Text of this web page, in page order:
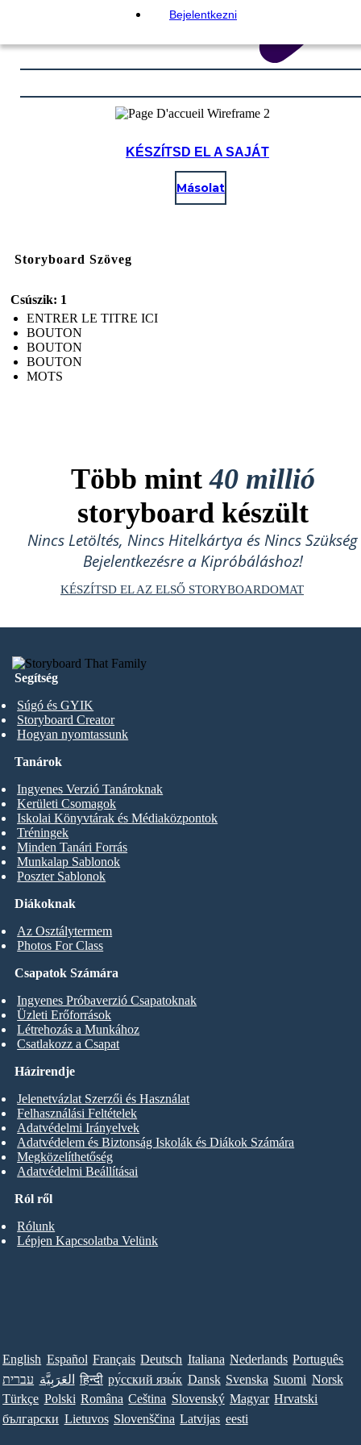
Bejelentkezni
KÉSZÍTSD EL A SAJÁT
Másolat
Storyboard Szöveg
Csúszik: 1
ENTRER LE TITRE ICI
BOUTON
BOUTON
BOUTON
MOTS
Több mint40 millió
storyboard készült
Nincs Letöltés, Nincs Hitelkártya és Nincs Szükség
Bejelentkezésre a Kipróbáláshoz!
KÉSZÍTSD EL AZ ELSŐ STORYBOARDOMAT
Segítség
Súgó és GYIK
Storyboard Creator
Hogyan nyomtassunk
Diákoknak
Az Osztálytermem
Photos For Class
Tanárok
Ingyenes Verzió Tanároknak
Kerületi Csomagok
Iskolai Könyvtárak és Médiaközpontok
Tréningek
Minden Tanári Forrás
Munkalap Sablonok
Poszter Sablonok
Csapatok Számára
Ingyenes Próbaverzió Csapatoknak
Üzleti Erőforrások
Létrehozás a Munkához
Csatlakozz a Csapat
Ról ről
Rólunk
Lépjen Kapcsolatba Velünk
Házirendje
Jelenetvázlat Szerzői és Használat
Felhasználási Feltételek
Adatvédelmi Irányelvek
Adatvédelem és Biztonság Iskolák és Diákok Számára
Megközelíthetőség
Adatvédelmi Beállításai
English Español Français Deutsch Italiana Nederlands Português
עברית العَرَبِيَّة हिन्दी ру́сский язы́к Dansk Svenska Suomi Norsk
Türkçe Polski Româna Ceština Slovenský Magyar Hrvatski
български Lietuvos Slovenščina Latvijas eesti